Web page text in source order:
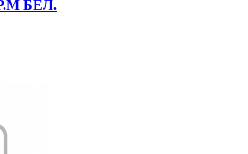
БЕЛ.